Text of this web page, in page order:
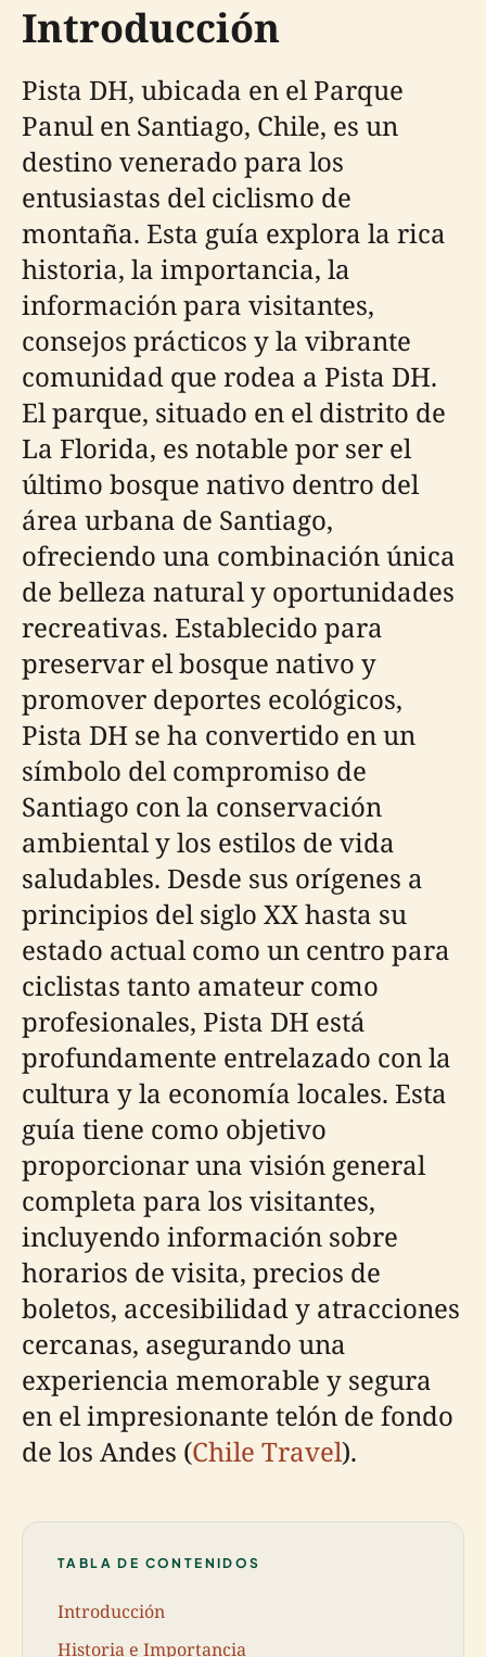
Introducción
Pista DH, ubicada en el Parque
Panul en Santiago, Chile, es un
destino venerado para los
entusiastas del ciclismo de
montaña. Esta guía explora la rica
historia, la importancia, la
información para visitantes,
consejos prácticos y la vibrante
comunidad que rodea a Pista DH.
El parque, situado en el distrito de
La Florida, es notable por ser el
último bosque nativo dentro del
área urbana de Santiago,
ofreciendo una combinación única
de belleza natural y oportunidades
recreativas. Establecido para
preservar el bosque nativo y
promover deportes ecológicos,
Pista DH se ha convertido en un
símbolo del compromiso de
Santiago con la conservación
ambiental y los estilos de vida
saludables. Desde sus orígenes a
principios del siglo XX hasta su
estado actual como un centro para
ciclistas tanto amateur como
profesionales, Pista DH está
profundamente entrelazado con la
cultura y la economía locales. Esta
guía tiene como objetivo
proporcionar una visión general
completa para los visitantes,
incluyendo información sobre
horarios de visita, precios de
boletos, accesibilidad y atracciones
cercanas, asegurando una
experiencia memorable y segura
en el impresionante telón de fondo
de los Andes (Chile Travel).
TABLA DE CONTENIDOS
Introducción
Historia e Importancia